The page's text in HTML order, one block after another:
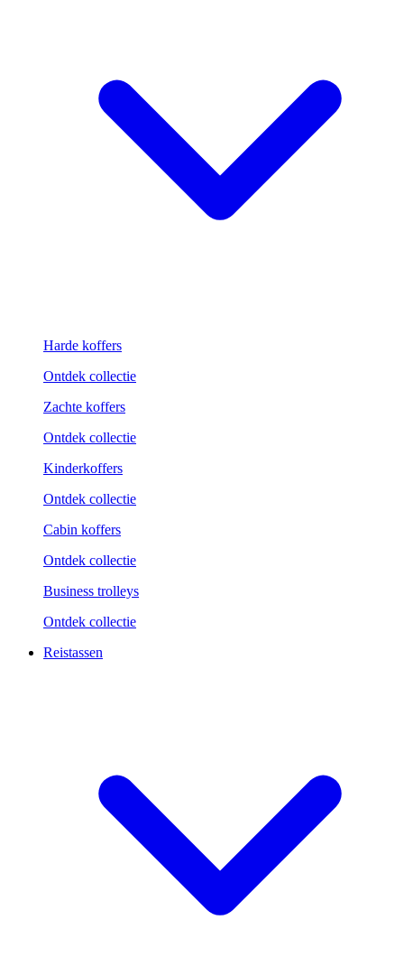
Harde koffers
Ontdek collectie
Zachte koffers
Ontdek collectie
Kinderkoffers
Ontdek collectie
Cabin koffers
Ontdek collectie
Business trolleys
Ontdek collectie
Reistassen